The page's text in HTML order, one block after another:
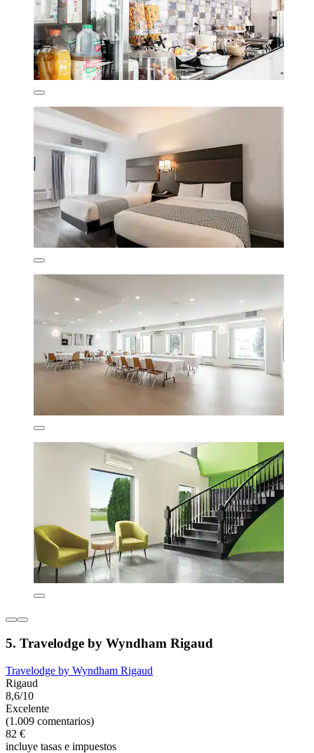
5. Travelodge by Wyndham Rigaud
Travelodge by Wyndham Rigaud
Rigaud
8,6/10
Excelente
(1.009 comentarios)
82 €
incluye tasas e impuestos